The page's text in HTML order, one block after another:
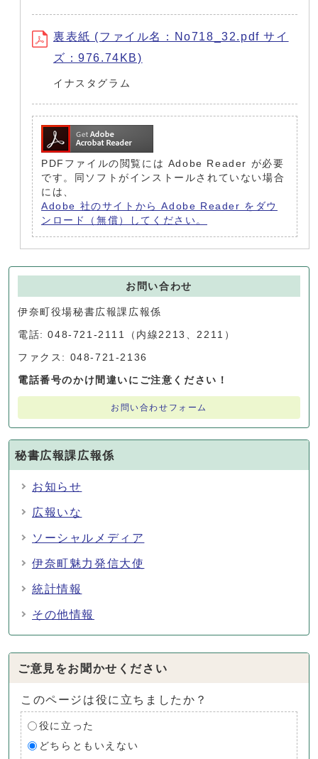
裏表紙 (ファイル名：No718_32.pdf サイ
ズ：976.74KB)
イナスタグラム
PDFファイルの閲覧には Adobe Reader が必要
です。同ソフトがインストールされていない場合
には、
Adobe 社のサイトから Adobe Reader をダウ
ンロード（無償）してください。
お問い合わせ
伊奈町役場秘書広報課広報係
電話: 048-721-2111（内線2213、2211）
ファクス: 048-721-2136
電話番号のかけ間違いにご注意ください！
お問い合わせフォーム
秘書広報課広報係
お知らせ
広報いな
ソーシャルメディア
伊奈町魅力発信大使
統計情報
その他情報
ご意見をお聞かせください
このページは役に立ちましたか？
役に立った
どちらともいえない